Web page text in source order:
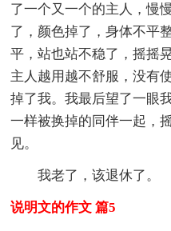
了一个又一个的主人，慢
了，颜色掉了，身体不平
平，站也站不稳了，摇摇
主人越用越不舒服，没有
掉了我。我最后望了一眼
一样被换掉的同伴一起，
见。
我老了，该退休了。
说明文的作文 篇5